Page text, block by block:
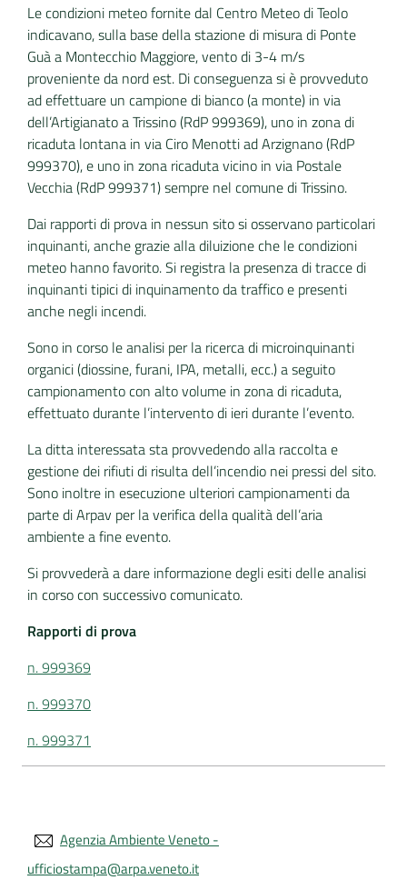
Le condizioni meteo fornite dal Centro Meteo di Teolo
indicavano, sulla base della stazione di misura di Ponte
Guà a Montecchio Maggiore, vento di 3-4 m/s
proveniente da nord est. Di conseguenza si è provveduto
ad effettuare un campione di bianco (a monte) in via
dell’Artigianato a Trissino (RdP 999369), uno in zona di
ricaduta lontana in via Ciro Menotti ad Arzignano (RdP
999370), e uno in zona ricaduta vicino in via Postale
Vecchia (RdP 999371) sempre nel comune di Trissino.
Dai rapporti di prova in nessun sito si osservano particolari
inquinanti, anche grazie alla diluizione che le condizioni
meteo hanno favorito. Si registra la presenza di tracce di
inquinanti tipici di inquinamento da traffico e presenti
anche negli incendi.
Sono in corso le analisi per la ricerca di microinquinanti
organici (diossine, furani, IPA, metalli, ecc.) a seguito
campionamento con alto volume in zona di ricaduta,
effettuato durante l’intervento di ieri durante l’evento.
La ditta interessata sta provvedendo alla raccolta e
gestione dei rifiuti di risulta dell’incendio nei pressi del sito.
Sono inoltre in esecuzione ulteriori campionamenti da
parte di Arpav per la verifica della qualità dell’aria
ambiente a fine evento.
Si provvederà a dare informazione degli esiti delle analisi
in corso con successivo comunicato.
Rapporti di prova
n. 999369
n. 999370
n. 999371
Agenzia Ambiente Veneto -
ufficiostampa@arpa.veneto.it